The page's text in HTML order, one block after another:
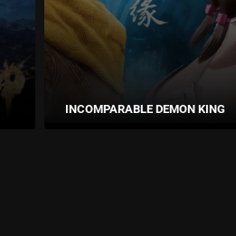
INCOMPARABLE DEMON KING